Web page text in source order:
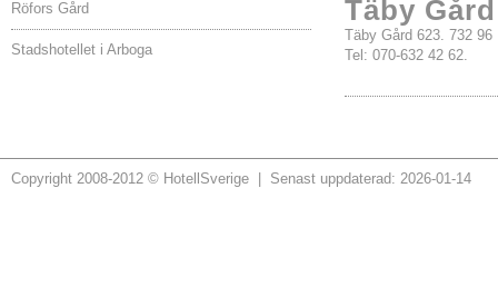
Röfors Gård
Stadshotellet i Arboga
Täby Gård
Täby Gård 623. 732
Tel: 070-632 42 62.
Copyright 2008-2012 © HotellSverige | Senast uppdaterad: 2026-01-14